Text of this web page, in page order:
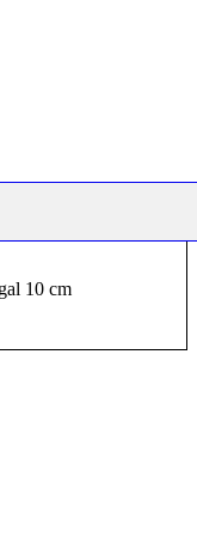
10 cm